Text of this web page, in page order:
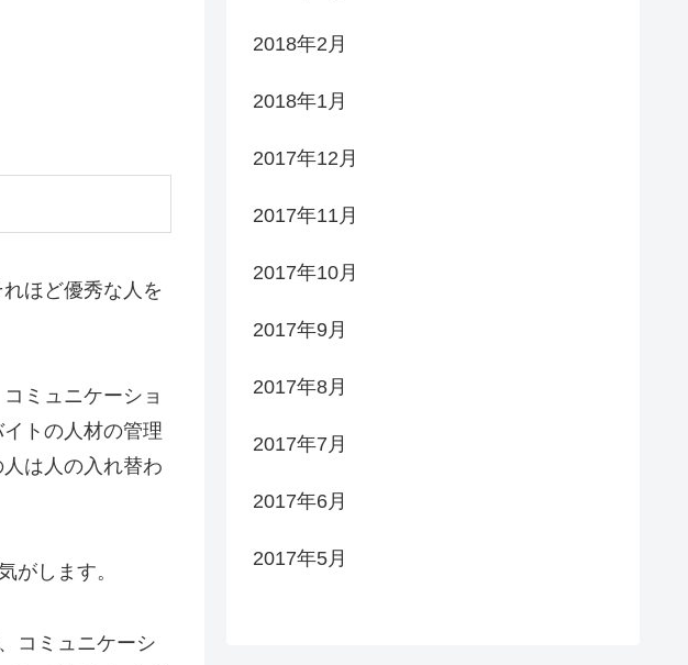
ほど優秀な人を
ミュニケーショ
トの人材の管理
は人の入れ替わ
がします。
コミュニケーシ
2018年2月
2018年1月
2017年12月
2017年11月
2017年10月
2017年9月
2017年8月
2017年7月
2017年6月
2017年5月